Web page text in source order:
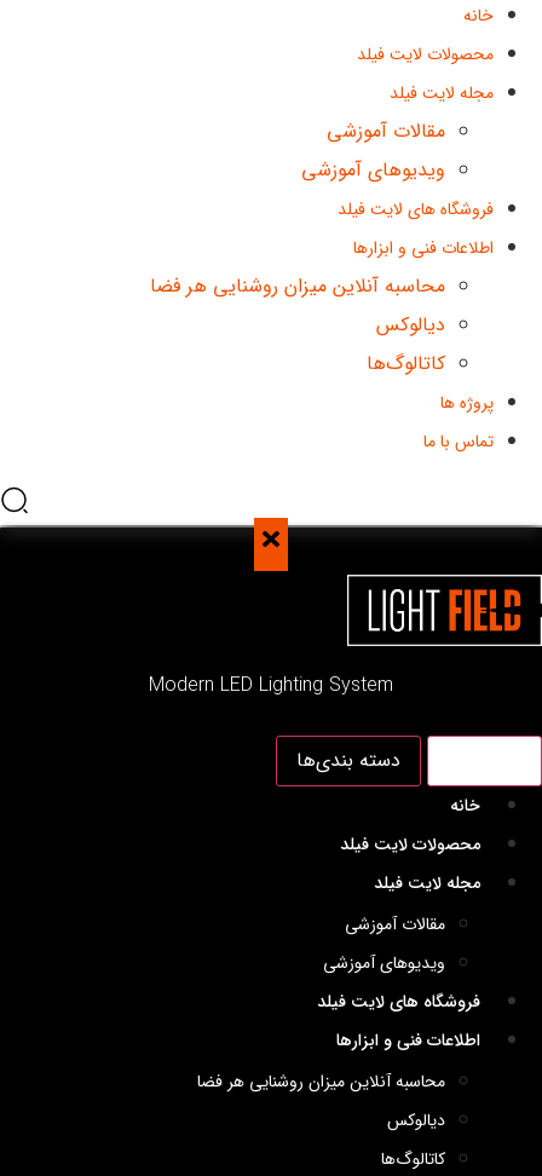
خانه
محصولات لایت فیلد
مجله لایت فیلد
مقالات آموزشی
ویدیوهای آموزشی
فروشگاه های لایت فیلد
اطلاعات فنی و ابزارها
محاسبه آنلاین میزان روشنایی هر فضا
دیالوکس
کاتالوگ‌ها
پروژه ها
تماس با ما
Modern LED Lighting System
دسته بندی‌ها
خانه
محصولات لایت فیلد
مجله لایت فیلد
مقالات آموزشی
ویدیوهای آموزشی
فروشگاه های لایت فیلد
اطلاعات فنی و ابزارها
محاسبه آنلاین میزان روشنایی هر فضا
دیالوکس
کاتالوگ‌ها